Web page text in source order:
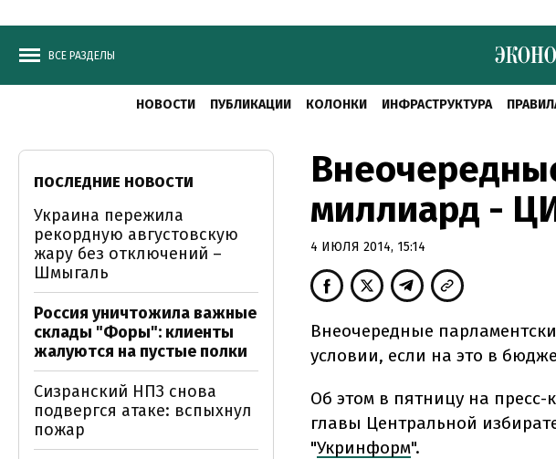
ВСЕ РАЗДЕЛЫ
НОВОСТИ ПУБЛИКАЦИИ КОЛОНКИ ИНФРАСТРУКТУРА
миллиард -
4 ИЮЛЯ 2014, 15:14
Внеочередные
условии, если на это в
Об этом в пятницу на
главы Центральной
"Укринформ".
ПОСЛЕДНИЕ НОВОСТИ
Украина пережила
рекордную августовскую
жару без отключений –
Шмыгаль
Россия уничтожила важные
склады "Форы": клиенты
жалуются на пустые полки
Сизранский НПЗ снова
подвергся атаке: вспыхнул
пожар